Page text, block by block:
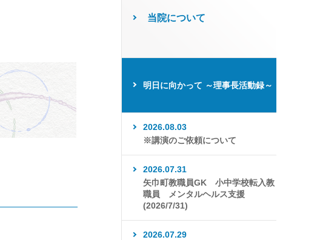
当院について
明日に向かって ～理事長活動録～
2026.08.03
※講演のご依頼について
2026.07.31
矢巾町教職員GK 小中学校転入教
職員 メンタルヘルス支援
(2026/7/31)
2026.07.29